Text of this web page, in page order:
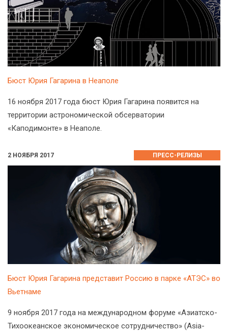
Бюст Юрия Гагарина в Неаполе
16 ноября 2017 года бюст Юрия Гагарина появится на
территории астрономической обсерватории
«Каподимонте» в Неаполе.
2 НОЯБРЯ 2017 ПРЕСС-РЕЛИЗЫ
Бюст Юрия Гагарина представит Россию в парке «АТЭС» во
Вьетнаме
9 ноября 2017 года на международном форуме «Азиатско-
Тихоокеанское экономическое сотрудничество» (Asia-